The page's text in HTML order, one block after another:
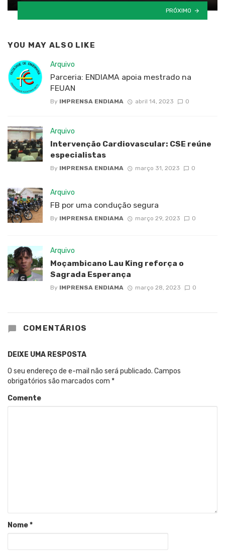
PRÓXIMO
YOU MAY ALSO LIKE
Arquivo
Parceria: ENDIAMA apoia mestrado na
FEUAN
By IMPRENSA ENDIAMA abril 14, 2023 0
Arquivo
Intervenção Cardiovascular: CSE reúne
especialistas
By IMPRENSA ENDIAMA março 31, 2023 0
Arquivo
FB por uma condução segura
By IMPRENSA ENDIAMA março 29, 2023 0
Arquivo
Moçambicano Lau King reforça o
Sagrada Esperança
By IMPRENSA ENDIAMA março 28, 2023 0
COMENTÁRIOS
DEIXE UMA RESPOSTA
O seu endereço de e-mail não será publicado. Campos
obrigatórios são marcados com *
Comente
Nome*